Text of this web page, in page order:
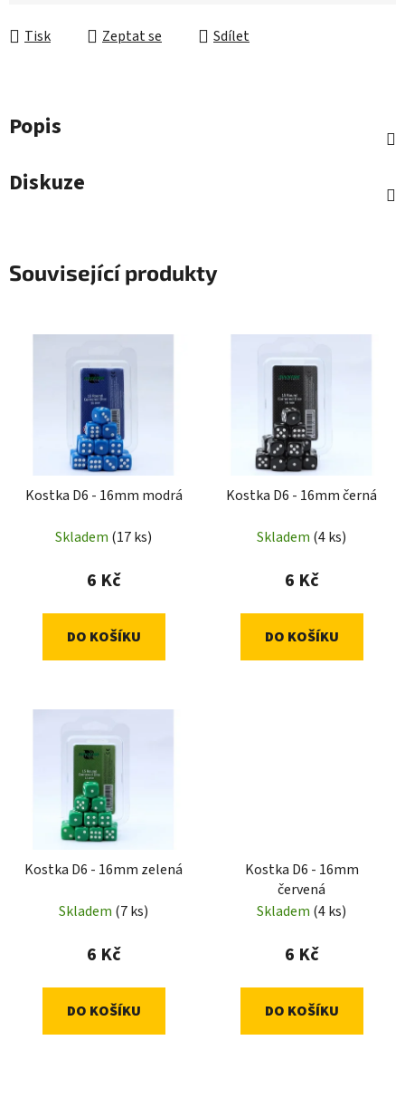
Tisk
Zeptat se Sdílet
Popis
Diskuze
Související produkty
Kostka D6 - 16mm modrá
Skladem (17 ks)
6 Kč
DO KOŠÍKU
Kostka D6 - 16mm černá
Skladem (4 ks)
6 Kč
DO KOŠÍKU
Kostka D6 - 16mm zelená
Skladem (7 ks)
6 Kč
DO KOŠÍKU
Kostka D6 - 16mm
červená
Skladem (4 ks)
6 Kč
DO KOŠÍKU